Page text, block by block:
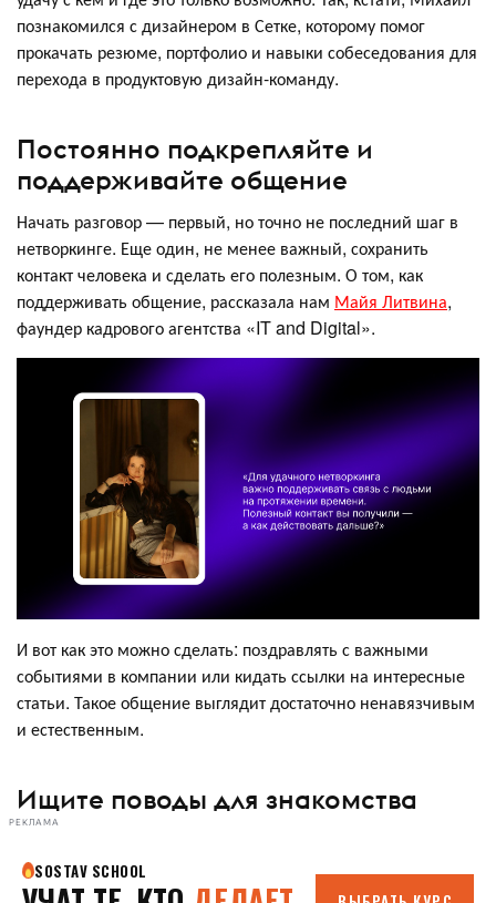
познакомился с дизайнером в Сетке, которому помог
прокачать резюме, портфолио и навыки собеседования для
перехода в продуктовую дизайн-команду.
Постоянно подкрепляйте и
поддерживайте общение
Начать разговор — первый, но точно не последний шаг в
нетворкинге. Еще один, не менее важный, сохранить
контакт человека и сделать его полезным. О том, как
поддерживать общение, рассказала нам Майя Литвина,
фаундер кадрового агентства «IT and Digital».
И вот как это можно сделать: поздравлять с важными
событиями в компании или кидать ссылки на интересные
статьи. Такое общение выглядит достаточно ненавязчивым
и естественным.
Ищите поводы для знакомства
РЕКЛАМА